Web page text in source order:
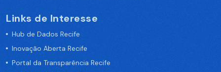
Links de Interesse
Hub de Dados Recife
Inovação Aberta Recife
Portal da Transparência Recife